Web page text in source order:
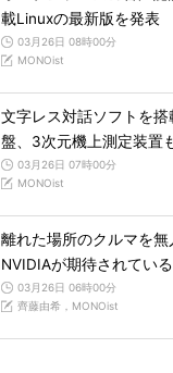
載Linuxの最新版を発表
03月26日 08時00分
MONOist
文字レス対話ソフトを搭
盤、3次元機上測定装置
03月26日 07時00分
MONOist
離れた場所のクルマを無
NVIDIAが期待されてい
03月26日 06時00分
齊藤由希，MONOist